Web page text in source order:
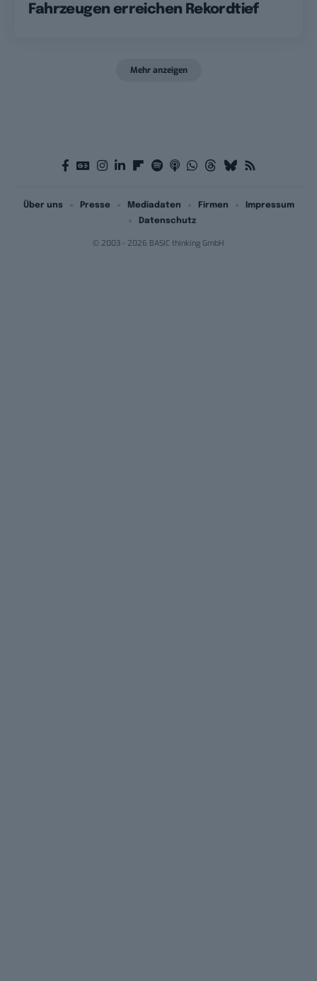
Fahrzeugen erreichen Rekordtief
Mehr anzeigen
© 2003 - 2026 BASIC thinking GmbH
Über uns Presse Mediadaten Firmen
Impressum
Datenschutz